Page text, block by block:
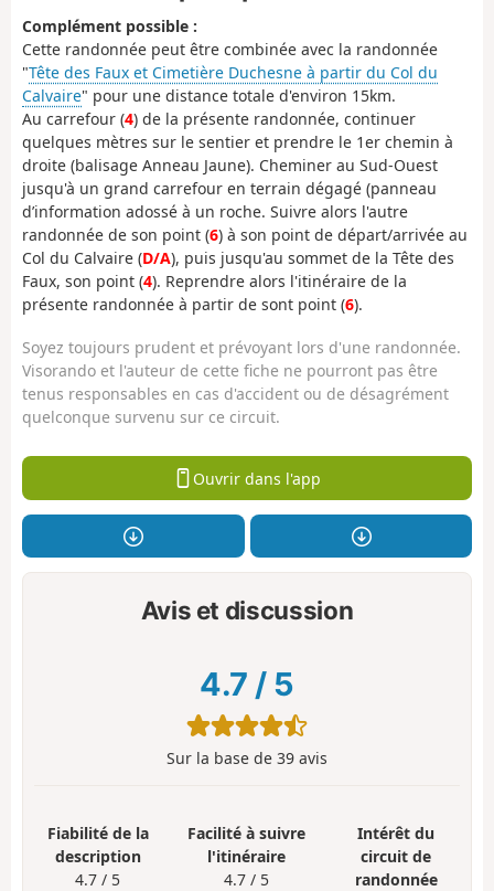
Complément possible :
Cette randonnée peut être combinée avec la randonnée
"Tête des Faux et Cimetière Duchesne à partir du Col du
Calvaire" pour une distance totale d'environ 15km.
Au carrefour (4) de la présente randonnée, continuer
quelques mètres sur le sentier et prendre le 1er chemin à
droite (balisage Anneau Jaune). Cheminer au Sud-Ouest
jusqu'à un grand carrefour en terrain dégagé (panneau
d’information adossé à un roche. Suivre alors l'autre
randonnée de son point (6) à son point de départ/arrivée au
Col du Calvaire (D/A), puis jusqu'au sommet de la Tête des
Faux, son point (4). Reprendre alors l'itinéraire de la
présente randonnée à partir de sont point (6).
Soyez toujours prudent et prévoyant lors d'une randonnée.
Visorando et l'auteur de cette fiche ne pourront pas être
tenus responsables en cas d'accident ou de désagrément
quelconque survenu sur ce circuit.
Ouvrir dans l'app
Avis et discussion
4.7 / 5
Sur la base de 39 avis
Fiabilité de la
description
4.7 / 5
Facilité à suivre
l'itinéraire
4.7 / 5
Intérêt du
circuit de
randonnée